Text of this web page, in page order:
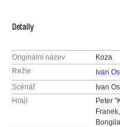
Detaily
Originální název
Koza
Režie
Ivan
Scénář
Ivan
Hrají
Peter